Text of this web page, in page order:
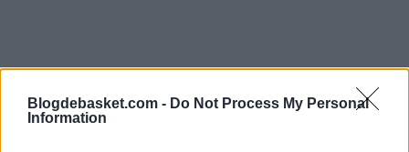
Blogdebasket.com - Do Not Process My Personal
Information